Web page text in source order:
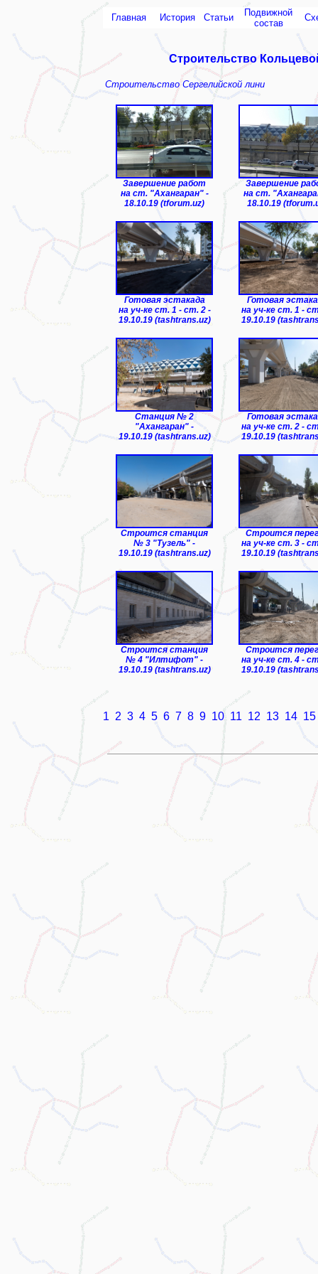
Главная История Статьи
Подвижной
состав
Строительство
Строительство Сергелийской лини
Завершение работ
на ст. "Ахангаран" -
18.10.19 (tforum.uz)
Завершение
на ст.
18.10.19
Готовая эстакада
на уч-ке ст. 1 - ст. 2 -
19.10.19 (tashtrans.uz)
Готовая
на уч-ке ст. 1 -
19.10.19
Станция № 2
"Ахангаран" -
19.10.19 (tashtrans.uz)
Готовая
на уч-ке ст. 2 -
19.10.19
Строится станция
№ 3 "Тузель" -
19.10.19 (tashtrans.uz)
Строится
на уч-ке ст. 3 -
19.10.19
Строится станция
№ 4 "Илтифот" -
19.10.19 (tashtrans.uz)
Строится
на уч-ке ст. 4 -
19.10.19
1 2 3 4 5 6 7 8 9 10 11 12 13 14 15